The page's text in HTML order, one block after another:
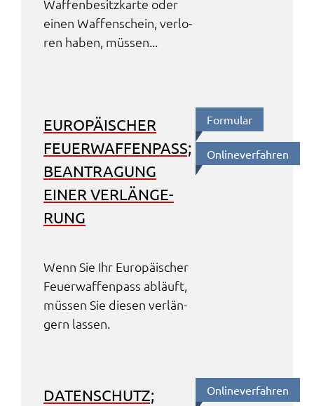
Waffen­be­sitz­kar­te oder
einen Waffen­schein, verlo­
ren haben, müssen...
EURO­PÄI­SCHER
FEUER­WAF­FEN­PASS;
BEAN­TRA­GUNG
EINER VERLÄN­GE­
RUNG
Wenn Sie Ihr Euro­päi­scher
Feuer­waf­fen­pass abläuft,
müssen Sie diesen verlän­
gern lassen.
Formu­lar
Online­ver­fah­ren
DATEN­SCHUTZ;
Online­ver­fah­ren